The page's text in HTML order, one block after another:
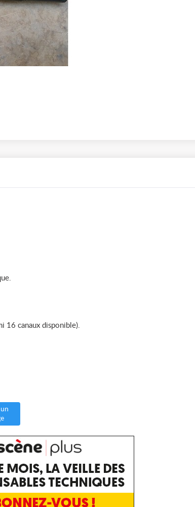
16 canaux disponible).